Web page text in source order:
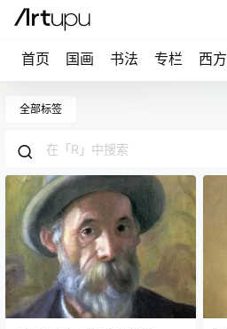
首页 国画 书法 专栏 西
全部标签